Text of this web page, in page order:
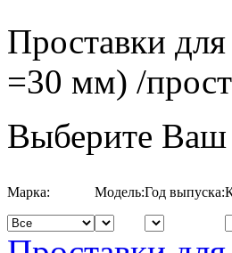
Проставки
=30 мм) /
Выберите Ваш
Марка: Модель:Год выпуска: